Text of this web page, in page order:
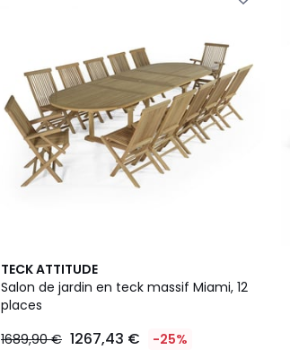
TECK ATTITUDE
Salon de jardin en teck massif Miami, 12
places
1689,90 € 1267,43 € -25%